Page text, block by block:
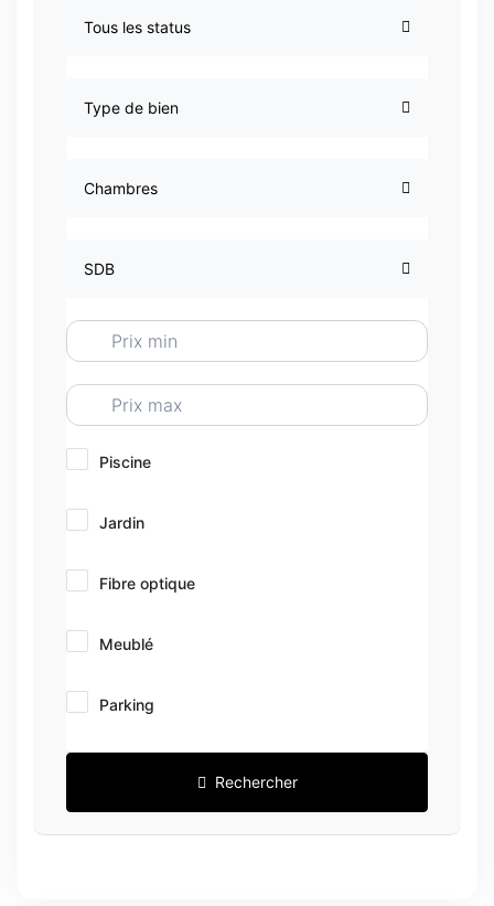
Tous les status
Type de bien
Chambres
SDB
Piscine
Jardin
Fibre optique
Meublé
Parking
Rechercher